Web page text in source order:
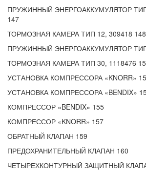
ПРУЖИННЫЙ ЭНЕРГОАККУМУЛЯТОР ТИП
147
ТОРМОЗНАЯ КАМЕРА ТИП 12, 309418 148
ПРУЖИННЫЙ ЭНЕРГОАККУМУЛЯТОР ТИП
ТОРМОЗНАЯ КАМЕРА ТИП 30, 1118476
УСТАНОВКА КОМПРЕССОРА «KNORR»
УСТАНОВКА КОМПРЕССОРА «BENDIX»
КОМПРЕССОР «BENDIX» 155
КОМПРЕССОР «KNORR» 157
ОБРАТНЫЙ КЛАПАН 159
ПРЕДОХРАНИТЕЛЬНЫЙ КЛАПАН 160
ЧЕТЫРЕХКОНТУРНЫЙ ЗАЩИТНЫЙ